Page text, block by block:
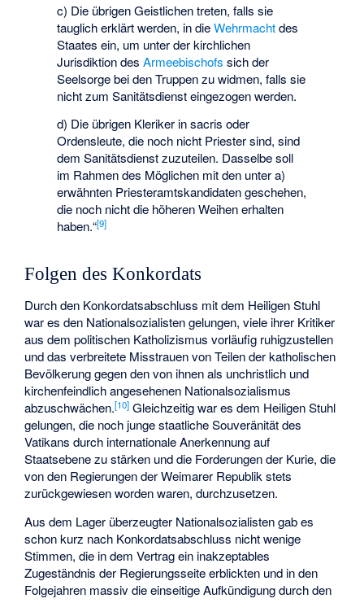
c) Die übrigen Geistlichen treten, falls sie
tauglich erklärt werden, in dieWehrmachtdes
Staates ein, um unter der kirchlichen
Jurisdiktion desArmeebischofs sich der
Seelsorge bei den Truppen zu widmen, falls sie
nicht zum Sanitätsdienst eingezogen werden.
d) Die übrigen Kleriker in sacris oder
Ordensleute, die noch nicht Priester sind, sind
dem Sanitätsdienst zuzuteilen. Dasselbe soll
im Rahmen des Möglichen mit den unter a)
erwähnten Priesteramtskandidaten geschehen,
die noch nicht die höheren Weihen erhalten
haben.“[9]
Folgen des Konkordats
Durch den Konkordatsabschluss mit dem Heiligen Stuhl
war es den Nationalsozialisten gelungen, viele ihrer Kritiker
aus dem politischen Katholizismus vorläufig ruhigzustellen
und das verbreitete Misstrauen von Teilen der katholischen
Bevölkerung gegen den von ihnen als unchristlich und
kirchenfeindlich angesehenen Nationalsozialismus
abzuschwächen.[10] Gleichzeitig war es dem Heiligen Stuhl
gelungen, die noch junge staatliche Souveränität des
Vatikans durch internationale Anerkennung auf
Staatsebene zu stärken und die Forderungen der Kurie, die
von den Regierungen der Weimarer Republik stets
zurückgewiesen worden waren, durchzusetzen.
Aus dem Lager überzeugter Nationalsozialisten gab es
schon kurz nach Konkordatsabschluss nicht wenige
Stimmen, die in dem Vertrag ein inakzeptables
Zugeständnis der Regierungsseite erblickten und in den
Folgejahren massiv die einseitige Aufkündigung durch den